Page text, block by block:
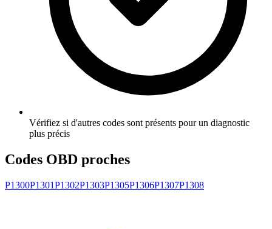
Vérifiez si d'autres codes sont présents pour un diagnostic
plus précis
Codes OBD proches
P1300P1301P1302P1303P1305P1306P1307P1308